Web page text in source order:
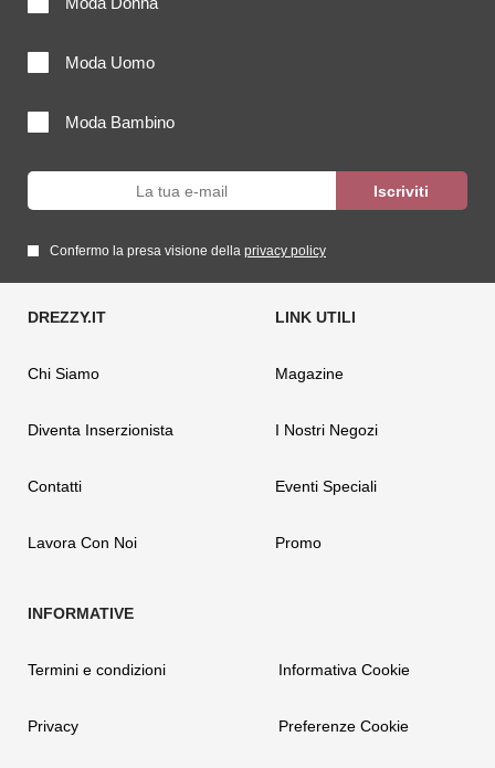
Moda Uomo
Moda Bambino
Confermo la presa visione della privacy policy
Chi Siamo
Diventa Inserzionista
Contatti
Lavora Con Noi
Magazine
I Nostri Negozi
Eventi Speciali
Promo
Termini e condizioni
Privacy
Informativa Cookie
Preferenze Cookie